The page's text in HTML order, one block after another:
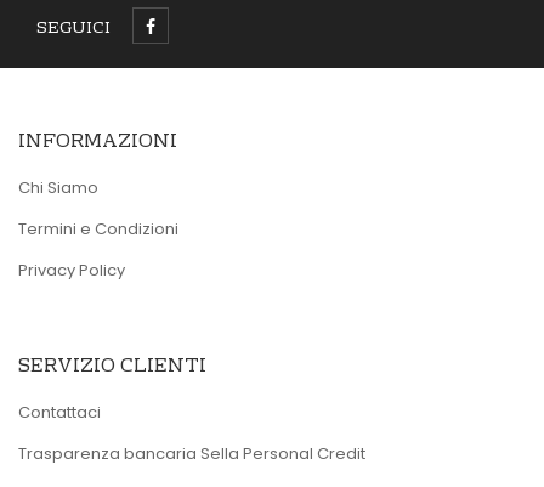
SEGUICI
INFORMAZIONI
Chi Siamo
Termini e Condizioni
Privacy Policy
SERVIZIO CLIENTI
Contattaci
Trasparenza bancaria Sella Personal Credit